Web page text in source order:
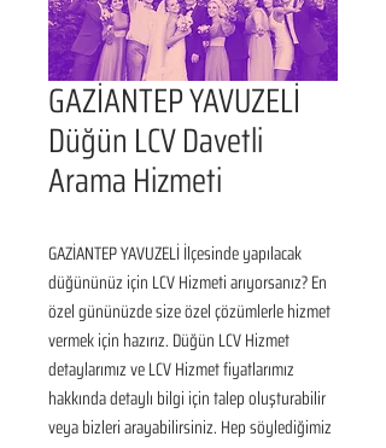
GAZİANTEP YAVUZELİ
Düğün LCV Davetli
Arama Hizmeti
GAZİANTEP YAVUZELİ İlçesinde yapılacak
düğününüz için LCV Hizmeti arıyorsanız? En
özel gününüzde size özel çözümlerle hizmet
vermek için hazırız. Düğün LCV Hizmet
detaylarımız ve LCV Hizmet fiyatlarımız
hakkında detaylı bilgi için talep oluşturabilir
veya bizleri arayabilirsiniz. Hep söylediğimiz